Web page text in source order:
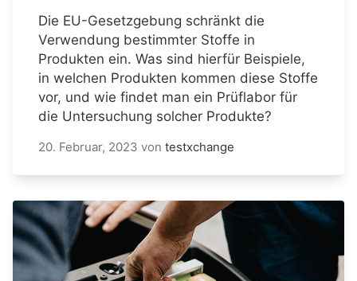
Die EU-Gesetzgebung schränkt die
Verwendung bestimmter Stoffe in
Produkten ein. Was sind hierfür Beispiele,
in welchen Produkten kommen diese Stoffe
vor, und wie findet man ein Prüflabor für
die Untersuchung solcher Produkte?
20. Februar, 2023 von testxchange